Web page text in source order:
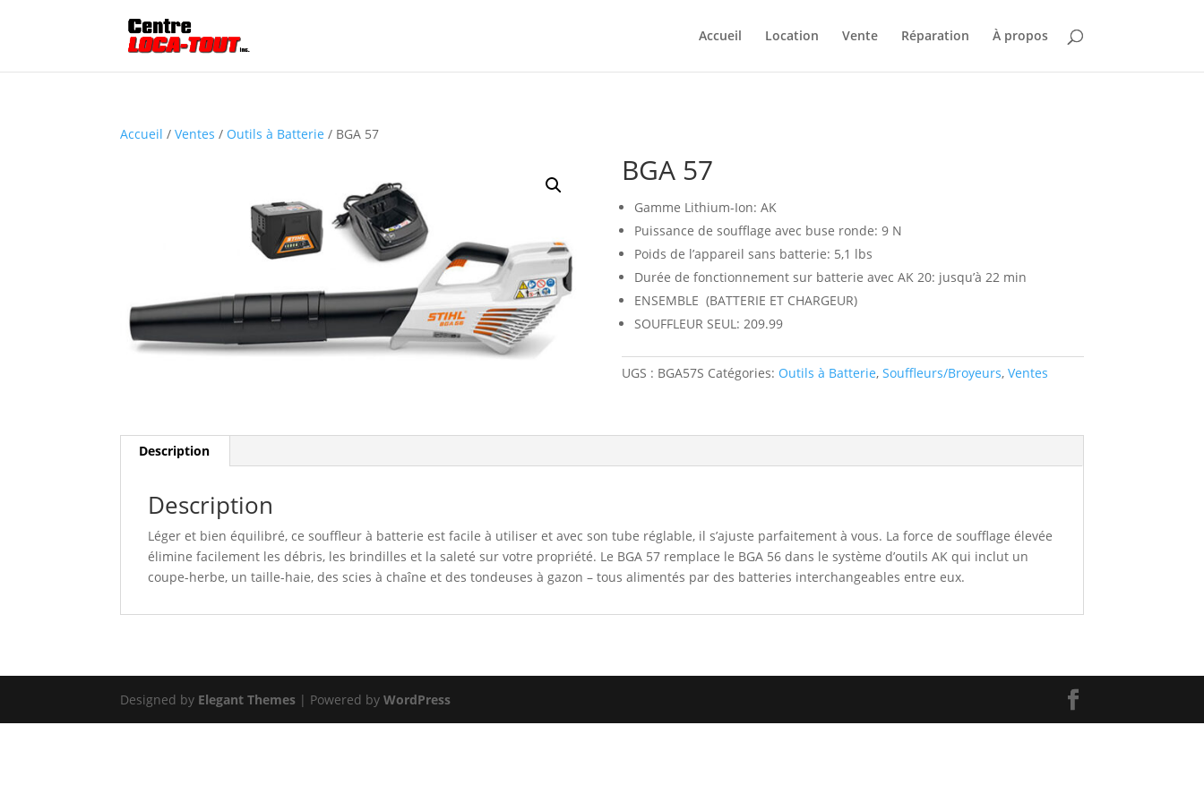
Accueil Location Vente Réparation À propos
Accueil /Ventes / Outils à Batterie / BGA 57
BGA 57
Gamme Lithium-Ion: AK
Puissance de soufflage avec buse ronde: 9 N
Poids de l’appareil sans batterie: 5,1 lbs
Durée de fonctionnement sur batterie avec AK 20: jusqu’à 22 min
ENSEMBLE (BATTERIE ET CHARGEUR)
SOUFFLEUR SEUL: 209.99
UGS : BGA57S Catégories: Outils à Batterie, Souffleurs/Broyeurs, Ventes
Description
Description
Léger et bien équilibré, ce souffleur à batterie est facile à utiliser et avec son tube réglable, il s’ajuste parfaitement à vous. La force de soufflage élevée
élimine facilement les débris, les brindilles et la saleté sur votre propriété. Le BGA 57 remplace le BGA 56 dans le système d’outils AK qui inclut un
coupe-herbe, un taille-haie, des scies à chaîne et des tondeuses à gazon – tous alimentés par des batteries interchangeables entre eux.
Designed by Elegant Themes | Powered byWordPress